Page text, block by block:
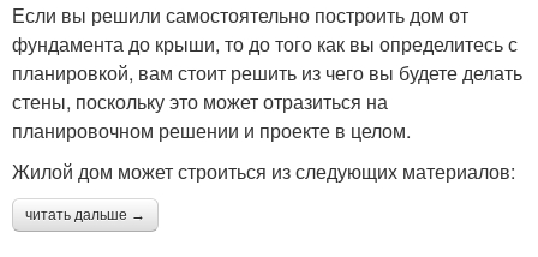
Если вы решили самостоятельно построить дом от
фундамента до крыши, то до того как вы определитесь с
планировкой, вам стоит решить из чего вы будете делать
стены, поскольку это может отразиться на
планировочном решении и проекте в целом.
Жилой дом может строиться из следующих материалов:
читать дальше →